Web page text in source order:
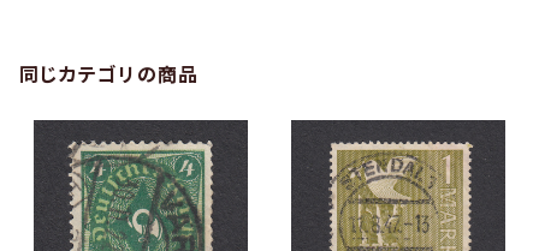
同じカテゴリの商品